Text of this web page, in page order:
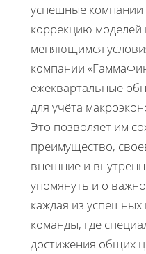
успешные компании
коррекцию моделей
меняющимся
компании
ежеквартальные
для учёта
Это позволяет им
преимущество,
внешние и
упомянуть и о
каждая из успешных
команды, где
достижения общих